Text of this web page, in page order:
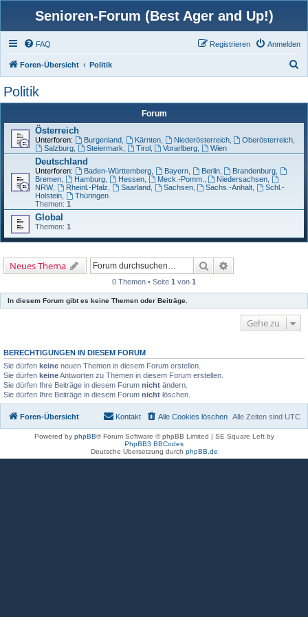
Senioren-Forum (Best Ager and Up!)
FAQ Anmelden
Registrieren
Foren-Übersicht Politik
Politik
Forum
Österreich
Unterforen: Burgenland, Kärnten, Niederösterreich, Oberösterreich
Salzburg, Steiermark Tirol, Vorarlberg Wien
Deutschland
Unterforen: Baden-Württemberg, Bayern, Berlin, Brandenburg
Bremen
Hamburg, Hessen, Meck.-Pomm. Niedersachsen
NRW, Rheinl.-Pfalz Saarland, Sachsen, Sachs.-Anhalt
Schl.-
Holstein
Thüringen
Themen: 1
Global
Themen: 1
Neues Thema Suche
0 Themen • Seite 1 von 1
In diesem Forum gibt es keine Themen oder Beiträge.
Gehe zu
BERECHTIGUNGEN IN DIESEM FORUM
Sie dürfen keine neuen Themen in diesem Forum erstellen.
Sie dürfen keineAntworten zu Themen in diesem Forum erstellen.
Sie dürfen Ihre Beiträge in diesem Forum nicht ändern.
Sie dürfen Ihre Beiträge in diesem Forum nicht löschen.
Foren-Übersicht Alle Zeiten sind UTC
Alle Cookies löschen
Kontakt
Powered by phpBB® Forum Software © phpBB Limited | SE Square Left by
PhpBB3 BBCodes
Deutsche Übersetzung durch phpBB.de